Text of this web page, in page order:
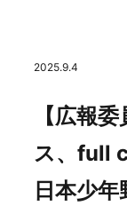
2025.9.4
【広報
ス、full
日本少